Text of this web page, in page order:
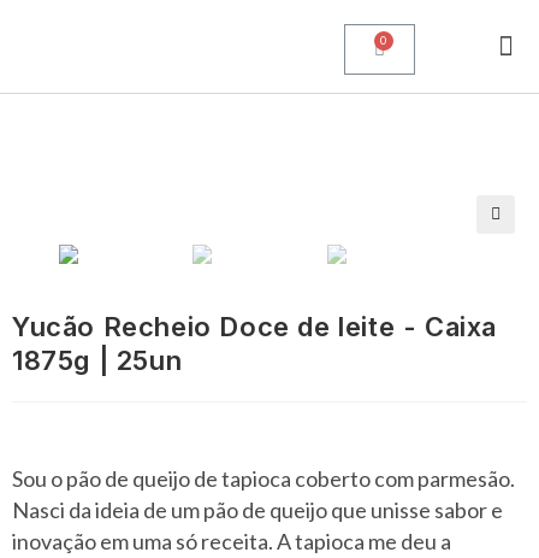
Yucão Recheio Doce de leite - Caixa
1875g | 25un
Sou o pão de queijo de tapioca coberto com parmesão.
Nasci da ideia de um pão de queijo que unisse sabor e
inovação em uma só receita. A tapioca me deu a